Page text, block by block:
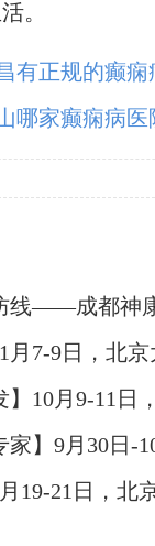
。
有正规的癫痫
哪家癫痫病
线——成都神
月7-9日，北
临成都会诊，
】10月9-11日
+治疗援助，
家】9月30日-
专家蓉城亲诊
19-21日，北